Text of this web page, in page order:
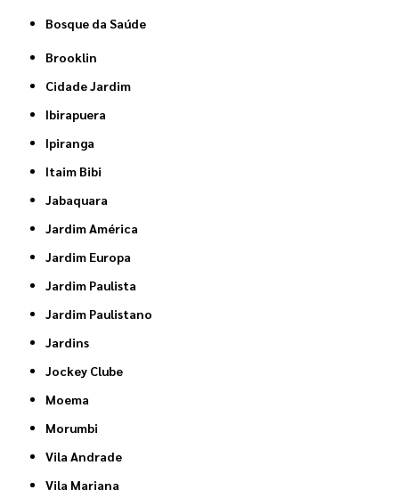
Bosque da Saúde
Brooklin
Cidade Jardim
Ibirapuera
Ipiranga
Itaim Bibi
Jabaquara
Jardim América
Jardim Europa
Jardim Paulista
Jardim Paulistano
Jardins
Jockey Clube
Moema
Morumbi
Vila Andrade
Vila Mariana